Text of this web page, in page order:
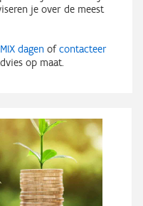
je over de meest
dagen ofcontacteer
op maat.